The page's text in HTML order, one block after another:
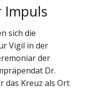
Impuls
sich die
Vigil in der
der
Dr.
das Kreuz als Ort